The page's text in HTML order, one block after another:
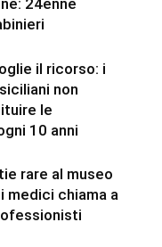
il ricorso: i
non
le
10 anni
rare al museo
medici chiama a